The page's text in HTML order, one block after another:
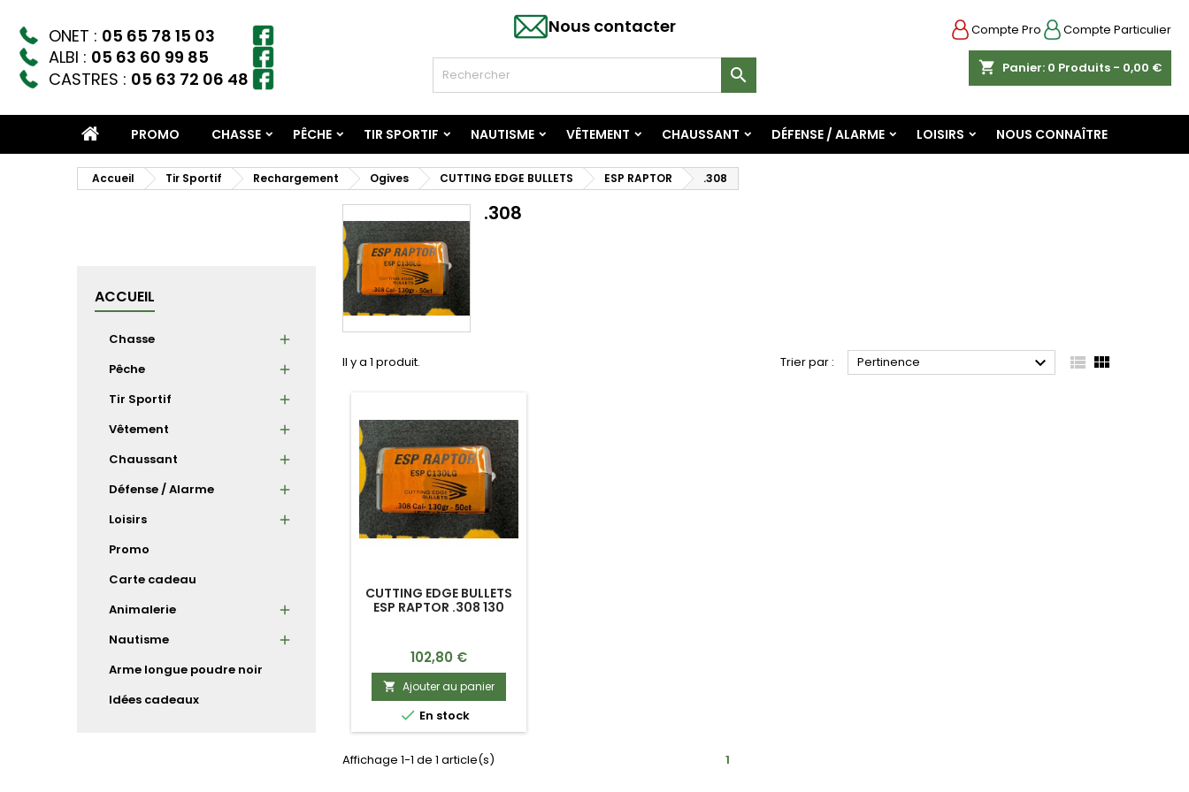
ONET : 05 65 78 15 03
ALBI : 05 63 60 99 85
CASTRES : 05 63 72 06 48
Nous contacter

Compte Pro Compte Particulier
shopping_cart Panier: 0 Produits - 0,00 €
PROMO CHASSE PÊCHE TIR SPORTIF NAUTISME VÊTEMENT CHAUSSANT DÉFENSE / ALARME LOISIRS NOUS CONNAÎTRE
Accueil Tir Sportif Rechargement Ogives CUTTING EDGE BULLETS ESP RAPTOR .308
ACCUEIL
Chasse
Pêche
Tir Sportif
Vêtement
Chaussant
Défense / Alarme
Loisirs
Promo
Carte cadeau
Animalerie
Nautisme
Arme longue poudre noir
Idées cadeaux
.308
Il y a 1 produit. Trier par : Pertinence   
CUTTING EDGE BULLETS
ESP RAPTOR .308 130
Prix
102,80 €
 Ajouter au panier
 En stock
Affichage 1-1 de 1 article(s) 1